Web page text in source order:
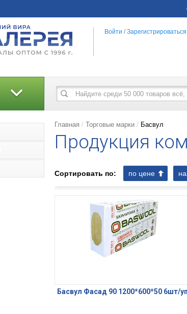
Войти /Зарегистрироваться
Главная Торговые марки Басвул
Продукция
Сортировать по: по цене
Басвул Фасад 90 1200*600*50 6шт/уп